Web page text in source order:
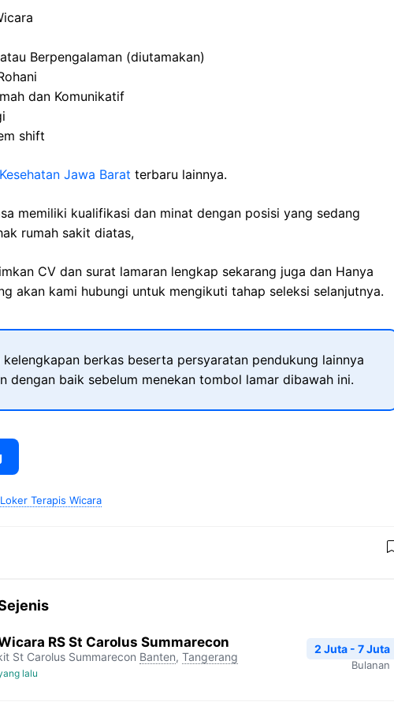
Berpengalaman (diutamakan)
dan Komunikatif
shift
Jawa Barat terbaru lainnya.
memiliki kualifikasi dan minat dengan posisi yang sedang
rumah sakit diatas,
CV dan surat lamaran lengkap sekarang juga dan Hanya
akan kami hubungi untuk mengikuti tahap seleksi selanjutnya.
kelengkapan berkas beserta persyaratan pendukung lainnya
dengan baik sebelum menekan tombol lamar dibawah ini.
Loker Terapis Wicara
RS St Carolus Summarecon
St Carolus Summarecon Banten, Tangerang
lalu
2 Juta - 7 Juta
Bulanan